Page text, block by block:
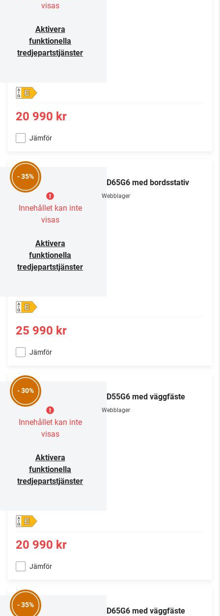
visas
Aktivera
funktionella
tredjepartstjänster
E
20 990 kr
Jämför
- 35%
Innehållet kan inte
visas
Aktivera
funktionella
tredjepartstjänster
OLED65G6 med bordsstativ
Webblager
E
25 990 kr
Jämför
- 30%
Innehållet kan inte
visas
Aktivera
funktionella
tredjepartstjänster
OLED55G6 med väggfäste
Webblager
E
20 990 kr
Jämför
- 35%
OLED65G6 med väggfäste